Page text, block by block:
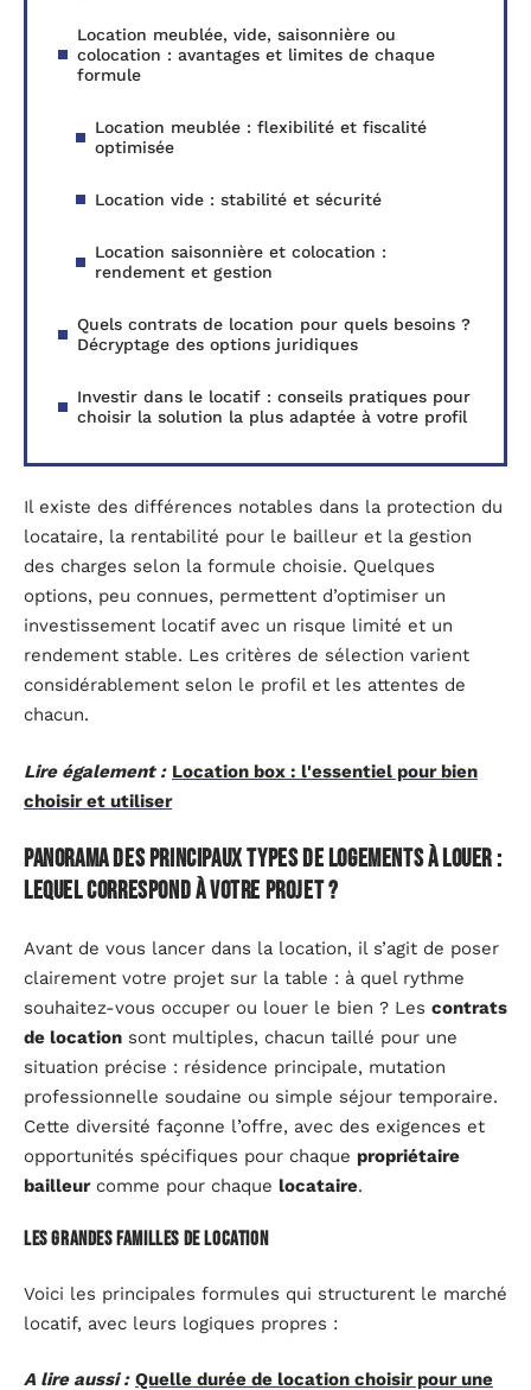
Location meublée, vide, saisonnière ou
colocation : avantages et limites de chaque
formule
Location meublée : flexibilité et fiscalité
optimisée
Location vide : stabilité et sécurité
Location saisonnière et colocation :
rendement et gestion
Quels contrats de location pour quels besoins ?
Décryptage des options juridiques
Investir dans le locatif : conseils pratiques pour
choisir la solution la plus adaptée à votre profil
Il existe des différences notables dans la protection du
locataire, la rentabilité pour le bailleur et la gestion
des charges selon la formule choisie. Quelques
options, peu connues, permettent d’optimiser un
investissement locatif avec un risque limité et un
rendement stable. Les critères de sélection varient
considérablement selon le profil et les attentes de
chacun.
Lire également : Location box : l'essentiel pour bien
choisir et utiliser
Panorama des principaux types de logements à louer :
lequel correspond à votre projet ?
Avant de vous lancer dans la location, il s’agit de poser
clairement votre projet sur la table : à quel rythme
souhaitez-vous occuper ou louer le bien ? Les contrats
de location sont multiples, chacun taillé pour une
situation précise : résidence principale, mutation
professionnelle soudaine ou simple séjour temporaire.
Cette diversité façonne l’offre, avec des exigences et
opportunités spécifiques pour chaque propriétaire
bailleurcomme pour chaque locataire.
Les grandes familles de location
Voici les principales formules qui structurent le marché
locatif, avec leurs logiques propres :
A lire aussi : Quelle durée de location choisir pour une